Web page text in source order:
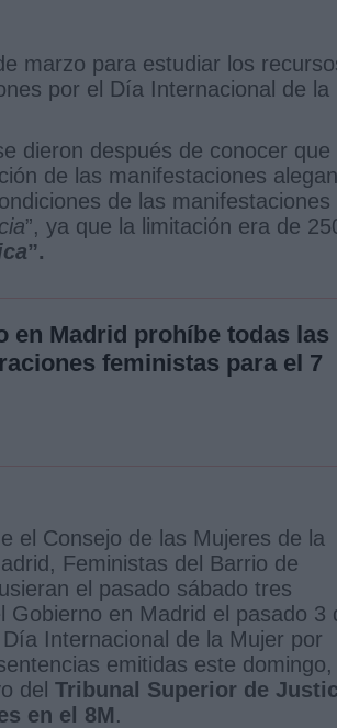
marzo para estudiar los
por el Día Internacional de la
dieron después de conocer que
de las manifestaciones
de las manifestaciones
”, ya que la limitación era de
”.
en Madrid prohíbe todas las
feministas para el 7
el Consejo de las Mujeres de la
Feministas del Barrio de
el pasado sábado tres
en Madrid el pasado 3
Internacional de la Mujer por
emitidas este domingo,
del Tribunal Superior de
en el 8M.